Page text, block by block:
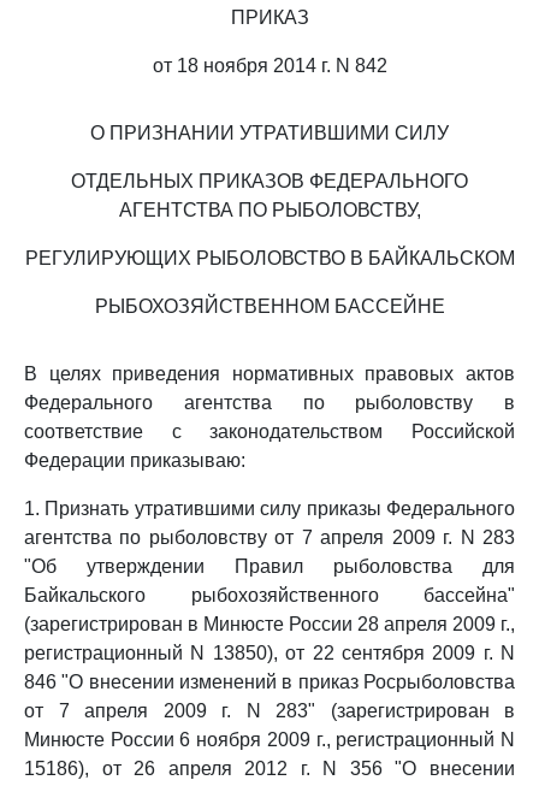
ПРИКАЗ
от 18 ноября 2014 г. N 842
О ПРИЗНАНИИ УТРАТИВШИМИ СИЛУ
ОТДЕЛЬНЫХ ПРИКАЗОВ ФЕДЕРАЛЬНОГО
АГЕНТСТВА ПО РЫБОЛОВСТВУ,
РЕГУЛИРУЮЩИХ РЫБОЛОВСТВО В БАЙКАЛЬСКОМ
РЫБОХОЗЯЙСТВЕННОМ БАССЕЙНЕ
В целях приведения нормативных правовых актов
Федерального агентства по рыболовству в
соответствие с законодательством Российской
Федерации приказываю:
1. Признать утратившими силу приказы Федерального
агентства по рыболовству от 7 апреля 2009 г. N 283
"Об утверждении Правил рыболовства для
Байкальского рыбохозяйственного бассейна"
(зарегистрирован в Минюсте России 28 апреля 2009 г.,
регистрационный N 13850), от 22 сентября 2009 г. N
846 "О внесении изменений в приказ Росрыболовства
от 7 апреля 2009 г. N 283" (зарегистрирован в
Минюсте России 6 ноября 2009 г., регистрационный N
15186), от 26 апреля 2012 г. N 356 "О внесении